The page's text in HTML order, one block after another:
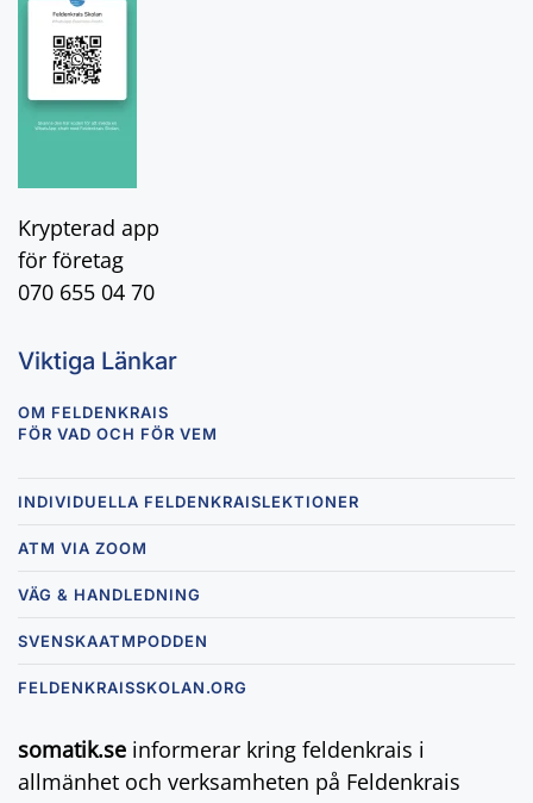
Krypterad app
för företag
070 655 04 70
Viktiga Länkar
OM FELDENKRAIS
FÖR VAD OCH FÖR VEM
INDIVIDUELLA FELDENKRAISLEKTIONER
ATM VIA ZOOM
VÄG & HANDLEDNING
SVENSKAATMPODDEN
FELDENKRAISSKOLAN.ORG
somatik.se informerar kring feldenkrais i
allmänhet och verksamheten på Feldenkrais